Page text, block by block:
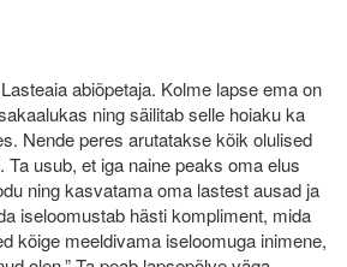
abiõpetaja. Kolme lapse ema on
ning säilitab selle hoiaku ka
Nende peres arutatakse kõik olulised
Ta usub, et iga naine peaks oma elus
ning kasvatama oma lastest ausad ja
iseloomustab hästi kompliment, mida
kõige meeldivama iseloomuga inimene,